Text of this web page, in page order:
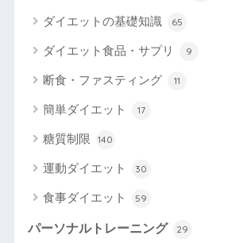
ダイエットの基礎知識 65
ダイエット食品・サプリ 9
断食・ファスティング 11
簡単ダイエット 17
糖質制限 140
運動ダイエット 30
食事ダイエット 59
パーソナルトレーニング 29